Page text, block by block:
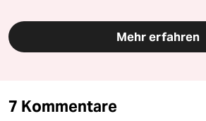
Mehr erfahren
7 Kommentare